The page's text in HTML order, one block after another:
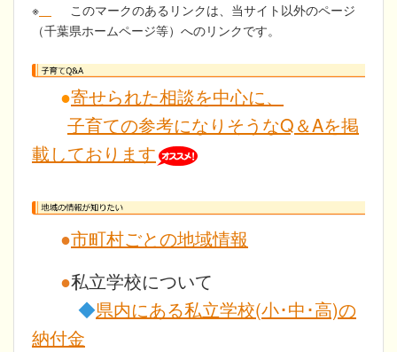
※
このマークのあるリンクは、当サイト以外のページ
（千葉県ホームページ等）へのリンクです。
●寄せられた相談を中心に、
子育ての参考になりそうなQ＆Aを掲
載しております
●市町村ごとの地域情報
●私立学校について
◆県内にある私立学校(小･中･高)の
納付金